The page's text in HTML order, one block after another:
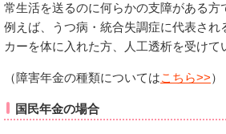
常生活を送るのに何らかの支障がある方
例えば、うつ病・統合失調症に代表され
カーを体に入れた方、人工透析を受けて
（障害年金の種類についてはこちら>>）
国民年金の場合